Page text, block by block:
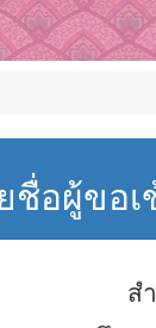
ชื่อผู้ขอ
ส